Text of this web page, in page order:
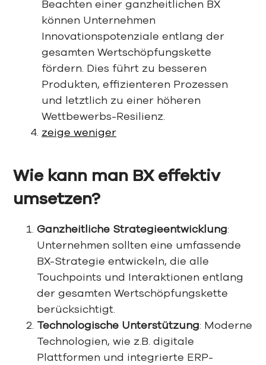
Beachten einer ganzheitlichen BX
können Unternehmen
Innovationspotenziale entlang der
gesamten Wertschöpfungskette
fördern. Dies führt zu besseren
Produkten, effizienteren Prozessen
und letztlich zu einer höheren
Wettbewerbs-Resilienz.
zeige weniger
Wie kann man BX effektiv
umsetzen?
Ganzheitliche Strategieentwicklung:
Unternehmen sollten eine umfassende
BX-Strategie entwickeln, die alle
Touchpoints und Interaktionen entlang
der gesamten Wertschöpfungskette
berücksichtigt.
Technologische Unterstützung: Moderne
Technologien, wie z.B. digitale
Plattformen und integrierte ERP-